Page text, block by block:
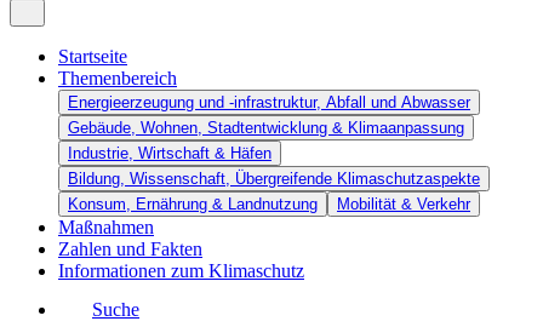
Startseite
Themenbereich
Energieerzeugung und -infrastruktur, Abfall und Abwasser
Gebäude, Wohnen, Stadtentwicklung & Klimaanpassung
Industrie, Wirtschaft & Häfen
Bildung, Wissenschaft, Übergreifende Klimaschutzaspekte
Konsum, Ernährung & Landnutzung
Mobilität & Verkehr
Maßnahmen
Zahlen und Fakten
Informationen zum Klimaschutz
Suche